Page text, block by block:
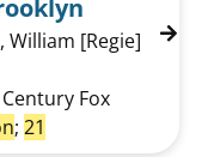
Connection -
William [Regie]
Fox
; 21